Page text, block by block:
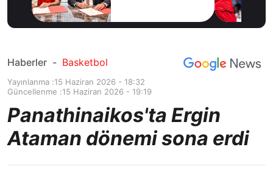
Haberler - Basketbol
Yayınlanma :15 Haziran 2026 - 18:32
Güncellenme :15 Haziran 2026 - 19:19
Panathinaikos'ta Ergin
Ataman dönemi sona erdi